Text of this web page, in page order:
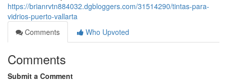
https://brianrvtn884032.dgbloggers.com/31514290/tintas-para-
vidrios-puerto-vallarta
Comments
Who Upvoted
Comments
Submit a Comment